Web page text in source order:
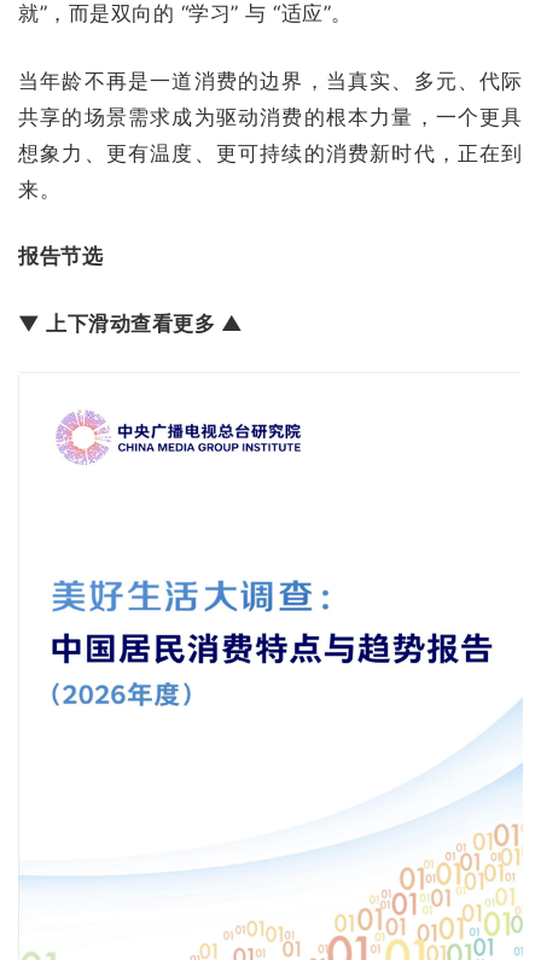
就”，而是双向的 “学习” 与 “适应”。
当年龄不再是一道消费的边界，当真实、多元、代际
共享的场景需求成为驱动消费的根本力量，一个更具
想象力、更有温度、更可持续的消费新时代，正在到
来。
报告节选
▼ 上下滑动查看更多 ▲